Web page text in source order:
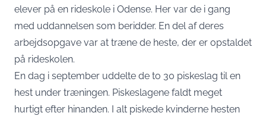
elever på en rideskole i Odense. Her var de i gang
med uddannelsen som beridder. En del af deres
arbejdsopgave var at træne de heste, der er opstaldet
på rideskolen.
En dag i september uddelte de to 30 piskeslag til en
hest under træningen. Piskeslagene faldt meget
hurtigt efter hinanden. I alt piskede kvinderne hesten